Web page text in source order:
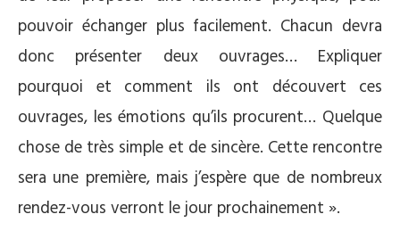
pouvoir échanger plus facilement. Chacun devra
donc présenter deux ouvrages… Expliquer
pourquoi et comment ils ont découvert ces
ouvrages, les émotions qu’ils procurent… Quelque
chose de très simple et de sincère. Cette rencontre
sera une première, mais j’espère que de nombreux
rendez-vous verront le jour prochainement ».